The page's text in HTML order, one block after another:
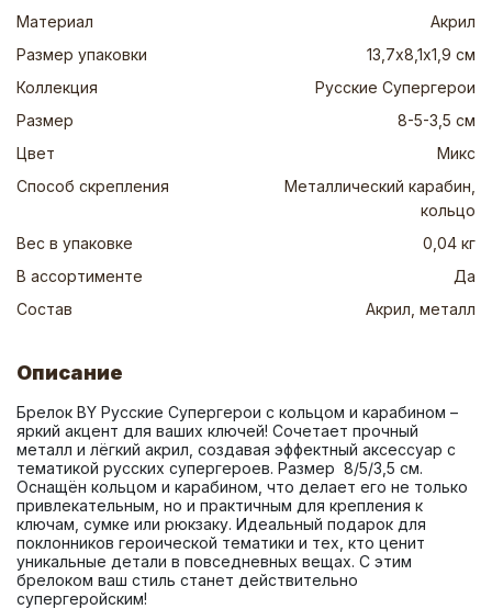
Материал
Акрил
Размер упаковки
13,7х8,1х1,9 см
Коллекция
Русские Супергерои
Размер
8-5-3,5 см
Цвет
Микс
Способ скрепления
Металлический карабин,
кольцо
Вес в упаковке
0,04 кг
В ассортименте
Да
Состав
Акрил, металл
Описание
Брелок BY Русские Супергерои с кольцом и карабином –
яркий акцент для ваших ключей! Сочетает прочный
металл и лёгкий акрил, создавая эффектный аксессуар с
тематикой русских супергероев. Размер  8/5/3,5 см.
Оснащён кольцом и карабином, что делает его не только
привлекательным, но и практичным для крепления к
ключам, сумке или рюкзаку. Идеальный подарок для
поклонников героической тематики и тех, кто ценит
уникальные детали в повседневных вещах. С этим
брелоком ваш стиль станет действительно
супергеройским!